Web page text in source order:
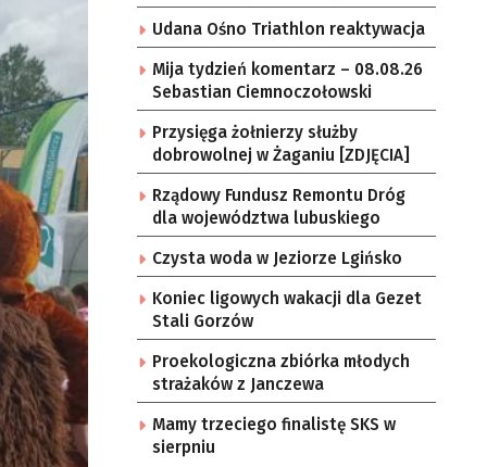
raz ostatni w tym roku
Udana Ośno Triathlon reaktywacja
Mija tydzień komentarz – 08.08.26
Sebastian Ciemnoczołowski
Przysięga żołnierzy służby
dobrowolnej w Żaganiu [ZDJĘCIA]
Rządowy Fundusz Remontu Dróg
dla województwa lubuskiego
Czysta woda w Jeziorze Lgińsko
Koniec ligowych wakacji dla Gezet
Stali Gorzów
Proekologiczna zbiórka młodych
strażaków z Janczewa
Mamy trzeciego finalistę SKS w
sierpniu